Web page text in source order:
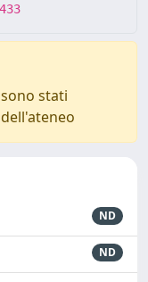
stati
ND
ND